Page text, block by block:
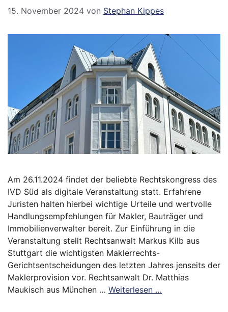
15. November 2024 von Stephan Kippes
Am 26.11.2024 findet der beliebte Rechtskongress des
IVD Süd als digitale Veranstaltung statt. Erfahrene
Juristen halten hierbei wichtige Urteile und wertvolle
Handlungsempfehlungen für Makler, Bauträger und
Immobilienverwalter bereit. Zur Einführung in die
Veranstaltung stellt Rechtsanwalt Markus Kilb aus
Stuttgart die wichtigsten Maklerrechts-
Gerichtsentscheidungen des letzten Jahres jenseits der
Maklerprovision vor. Rechtsanwalt Dr. Matthias
Maukisch aus München … Weiterlesen …